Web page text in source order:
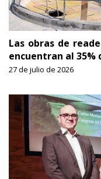
Las obras de
encuentran al 35%
27 de julio de 2026